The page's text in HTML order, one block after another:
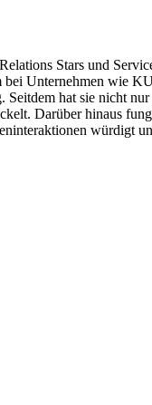
Stars und
Unternehmen wie
hat sie nicht
Darüber hinaus
würdigt